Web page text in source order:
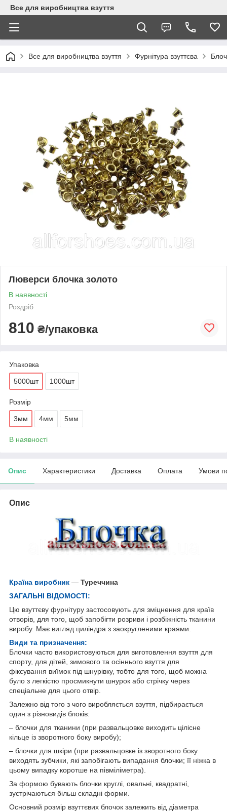
Все для виробництва взуття
Все для виробництва взуття Фурнітура взуттєва
Люверси блочка золото
В наявності
Роздріб
810 ₴/упаковка
Упаковка
5000шт 1000шт
Розмір
3мм 4мм 5мм
В наявності
Опис Характеристики Доставка Оплата Умови
Опис
Країна виробник — Туреччина
ЗАГАЛЬНІ ВІДОМОСТІ:
Цю взуттєву фурнітуру застосовують для зміцнення для країв
отворів, для того, щоб запобігти розриви і розбіжність тканини
виробу. Має вигляд циліндра з заокругленими краями.
Види та призначення:
Блочки часто використовуються для виготовлення взуття для
спорту, для дітей, зимового та осіннього взуття для
фіксування виїмок під шнурівку, тобто для того, щоб можна
було з легкістю просмикнути шнурок або стрічку через
спеціальне для цього отвір.
Залежно від того з чого виробляється взуття, підбирається
один з різновидів блоків:
– блочки для тканини (при развальцовке виходить цілісне
кільце із зворотного боку виробу);
– блочки для шкіри (при развальцовке із зворотного боку
виходять зубчики, які запобігають випадання блочки; її ніжка в
цьому випадку коротше на півміліметра).
За формою бувають блочки круглі, овальні, квадратні,
зустрічаються більш складні форми.
Основний розмір взуттєвих блочок залежить від діаметра